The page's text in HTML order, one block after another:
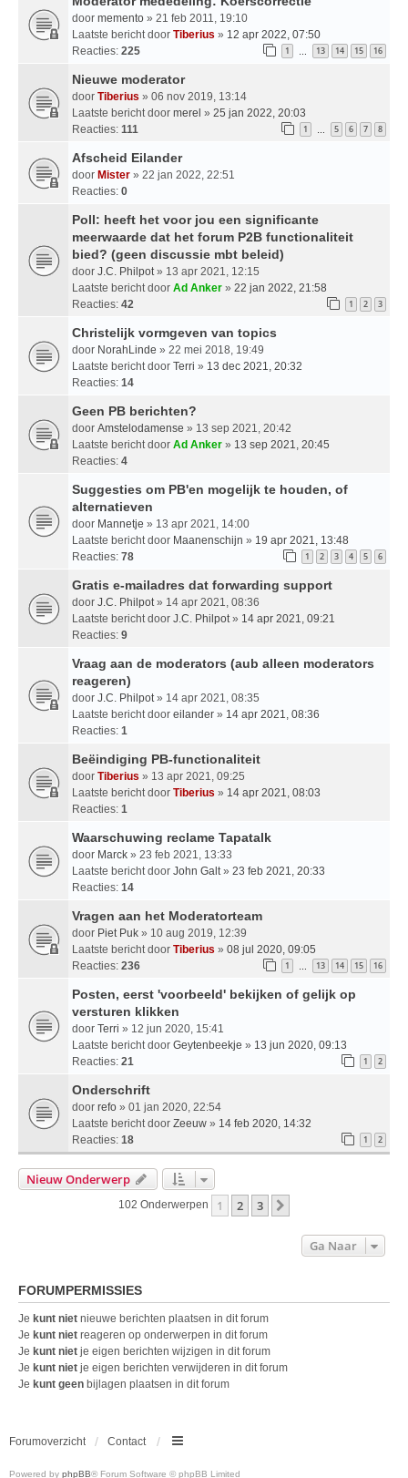
door memento » 21 feb 2011, 19:10
Laatste bericht door Tiberius » 12 apr 2022, 07:50
Reacties: 225 1 … 13 14 15 16
Nieuwe moderator
door Tiberius » 06 nov 2019, 13:14
Laatste bericht door merel » 25 jan 2022, 20:03
Reacties: 111 1 … 5 6 7 8
Afscheid Eilander
door Mister » 22 jan 2022, 22:51
Reacties: 0
Poll: heeft het voor jou een significante
meerwaarde dat het forum P2B functionaliteit
bied? (geen discussie mbt beleid)
door J.C. Philpot » 13 apr 2021, 12:15
Laatste bericht door Ad Anker » 22 jan 2022, 21:58
Reacties: 42 1 2 3
Christelijk vormgeven van topics
door NorahLinde » 22 mei 2018, 19:49
Laatste bericht door Terri » 13 dec 2021, 20:32
Reacties: 14
Geen PB berichten?
door Amstelodamense » 13 sep 2021, 20:42
Laatste bericht door Ad Anker » 13 sep 2021, 20:45
Reacties: 4
Suggesties om PB'en mogelijk te houden, of
alternatieven
door Mannetje » 13 apr 2021, 14:00
Laatste bericht door Maanenschijn » 19 apr 2021, 13:48
Reacties: 78 1 2 3 4 5 6
Gratis e-mailadres dat forwarding support
door J.C. Philpot » 14 apr 2021, 08:36
Laatste bericht door J.C. Philpot » 14 apr 2021, 09:21
Reacties: 9
Vraag aan de moderators (aub alleen moderators
reageren)
door J.C. Philpot » 14 apr 2021, 08:35
Laatste bericht door eilander » 14 apr 2021, 08:36
Reacties: 1
Beëindiging PB-functionaliteit
door Tiberius » 13 apr 2021, 09:25
Laatste bericht door Tiberius » 14 apr 2021, 08:03
Reacties: 1
Waarschuwing reclame Tapatalk
door Marck » 23 feb 2021, 13:33
Laatste bericht door John Galt » 23 feb 2021, 20:33
Reacties: 14
Vragen aan het Moderatorteam
door Piet Puk » 10 aug 2019, 12:39
Laatste bericht door Tiberius » 08 jul 2020, 09:05
Reacties: 236 1 … 13 14 15 16
Posten, eerst 'voorbeeld' bekijken of gelijk op
versturen klikken
door Terri » 12 jun 2020, 15:41
Laatste bericht door Geytenbeekje » 13 jun 2020, 09:13
Reacties: 21 1 2
Onderschrift
door refo » 01 jan 2020, 22:54
Laatste bericht door Zeeuw » 14 feb 2020, 14:32
Reacties: 18 1 2
Nieuw Onderwerp
102 Onderwerpen 1 2 3
Ga Naar
FORUMPERMISSIES
Je kunt niet nieuwe berichten plaatsen in dit forum
Je kunt niet reageren op onderwerpen in dit forum
Je kunt niet je eigen berichten wijzigen in dit forum
Je kunt niet je eigen berichten verwijderen in dit forum
Je kunt geen bijlagen plaatsen in dit forum
Forumoverzicht Contact
Powered by phpBB® Forum Software © phpBB Limited